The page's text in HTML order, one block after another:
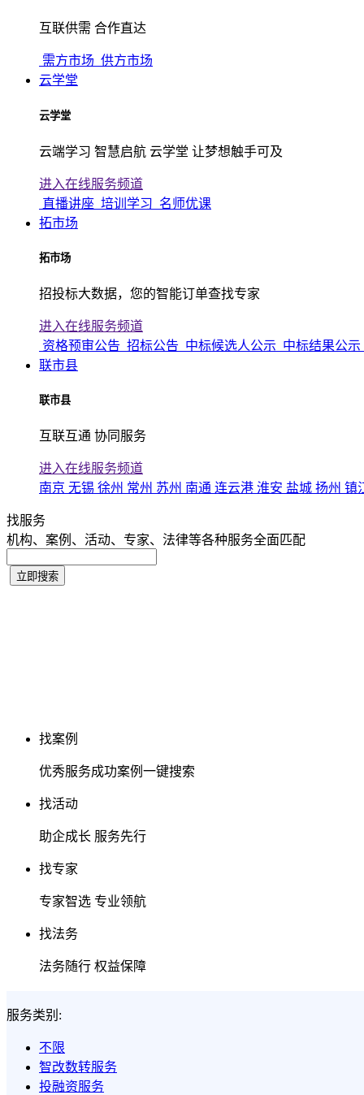
互联供需 合作直达
需方市场 供方市场
云学堂
云学堂
云端学习 智慧启航 云学堂 让梦想触手可及
进入在线服务频道
直播讲座 培训学习 名师优课
拓市场
拓市场
招投标大数据，您的智能订单查找专家
进入在线服务频道
资格预审公告 招标公告 中标候选人公示 中标结果公示
联市县
联市县
互联互通 协同服务
进入在线服务频道
南京 无锡 徐州 常州 苏州 南通 连云港 淮安 盐城 扬州 镇
找服务
机构、案例、活动、专家、法律等各种服务全面匹配
找案例
优秀服务成功案例一键搜索
找活动
助企成长 服务先行
找专家
专家智选 专业领航
找法务
法务随行 权益保障
服务类别:
不限
智改数转服务
投融资服务